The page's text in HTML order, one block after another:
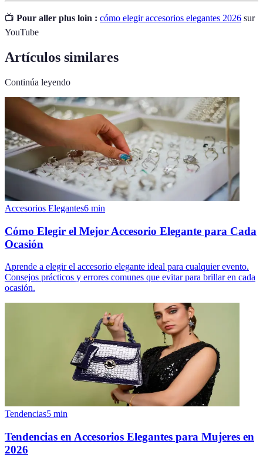
📺 Pour aller plus loin : cómo elegir accesorios elegantes 2026 sur
YouTube
Artículos similares
Continúa leyendo
Accesorios Elegantes6 min
Cómo Elegir el Mejor Accesorio Elegante para Cada
Ocasión
Aprende a elegir el accesorio elegante ideal para cualquier evento.
Consejos prácticos y errores comunes que evitar para brillar en cada
ocasión.
Tendencias5 min
Tendencias en Accesorios Elegantes para Mujeres en
2026